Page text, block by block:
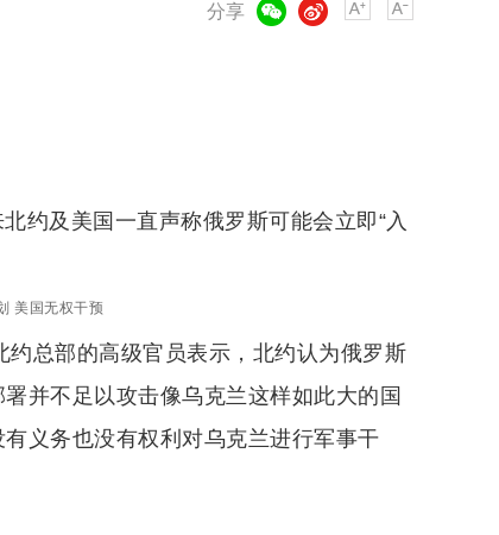
分享
微博
约及美国一直声称俄罗斯可能会立即“入
美国无权干预
总部的高级官员表示，北约认为俄罗斯
并不足以攻击像乌克兰这样如此大的国
义务也没有权利对乌克兰进行军事干